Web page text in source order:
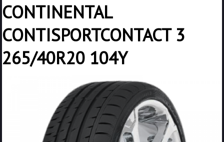
CONTINENTAL
CONTISPORTCONTACT 3
265/40R20 104Y